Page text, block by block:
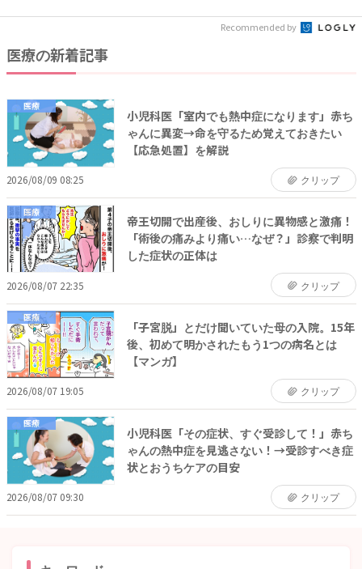
Recommended by
医療の新着記事
医療
小児科医「室内でも熱中症になります」赤ち
ゃんに異変→命を守るため覚えておきたい
【応急処置】を解説
2026/08/09 08:25 クリップ
医療
帝王切開で出産後、おしりに異物感と激痛！
「術後の痛みより痛い…なぜ？」診察で判明
した症状の正体は
2026/08/07 22:35 クリップ
医療
「子宮脱」とだけ聞いていた母の入院。15年
後、初めて明かされたもう1つの病名とは
【マンガ】
2026/08/07 19:05 クリップ
医療
小児科医「その症状、すぐ受診して！」赤ち
ゃんの熱中症を見逃さない！→受診すべき症
状とおうちケアの目安
2026/08/07 09:30 クリップ